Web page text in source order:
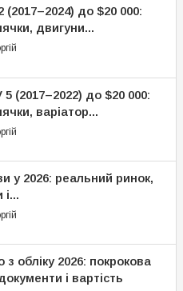
(2017–2024) до $20 000:
двигуни...
5 (2017–2022) до $20 000:
варіатор...
у 2026: реальний ринок,
і...
з обліку 2026: покрокова
і вартість